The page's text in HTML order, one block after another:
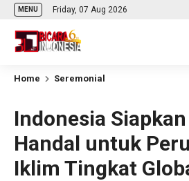
MENU Friday, 07 Aug 2026
Home Seremonial
Indonesia
Handal untuk
Iklim Tingkat